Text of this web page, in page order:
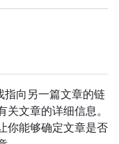
向另一篇文章的链
文章的详细信息。
你能够确定文章是否